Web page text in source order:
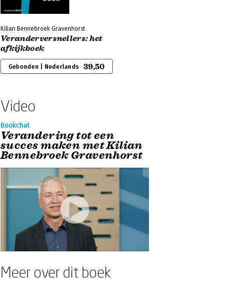
Kilian Bennebroek Gravenhorst
Veranderversnellers: het
afkijkboek
Gebonden | Nederlands 39,50
Video
Bookchat
Verandering tot een
succes maken met Kilian
Bennebroek Gravenhorst
Meer over dit boek